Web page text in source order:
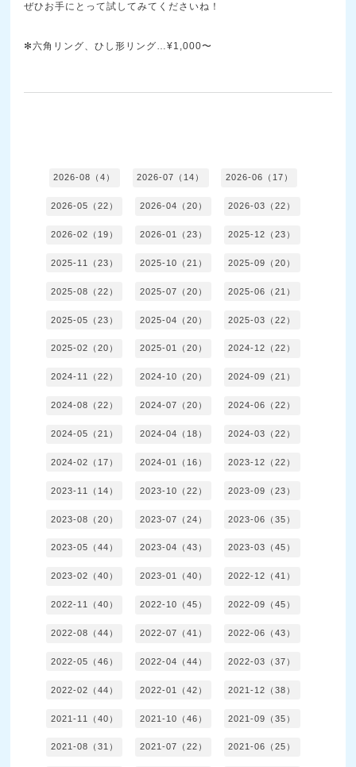
ぜひお手にとって試してみてくださいね！
✻六角リング、ひし形リング…¥1,000〜
2026-08（4） 2026-07（14） 2026-06（17）
2026-05（22） 2026-04（20） 2026-03（22）
2026-02（19） 2026-01（23） 2025-12（23）
2025-11（23） 2025-10（21） 2025-09（20）
2025-08（22） 2025-07（20） 2025-06（21）
2025-05（23） 2025-04（20） 2025-03（22）
2025-02（20） 2025-01（20） 2024-12（22）
2024-11（22） 2024-10（20） 2024-09（21）
2024-08（22） 2024-07（20） 2024-06（22）
2024-05（21） 2024-04（18） 2024-03（22）
2024-02（17） 2024-01（16） 2023-12（22）
2023-11（14） 2023-10（22） 2023-09（23）
2023-08（20） 2023-07（24） 2023-06（35）
2023-05（44） 2023-04（43） 2023-03（45）
2023-02（40） 2023-01（40） 2022-12（41）
2022-11（40） 2022-10（45） 2022-09（45）
2022-08（44） 2022-07（41） 2022-06（43）
2022-05（46） 2022-04（44） 2022-03（37）
2022-02（44） 2022-01（42） 2021-12（38）
2021-11（40） 2021-10（46） 2021-09（35）
2021-08（31） 2021-07（22） 2021-06（25）